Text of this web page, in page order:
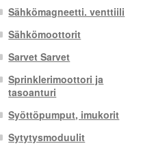
Sähkömagneetti. venttiili
Sähkömoottorit
Sarvet Sarvet
Sprinklerimoottori ja
tasoanturi
Syöttöpumput, imukorit
Sytytysmoduulit